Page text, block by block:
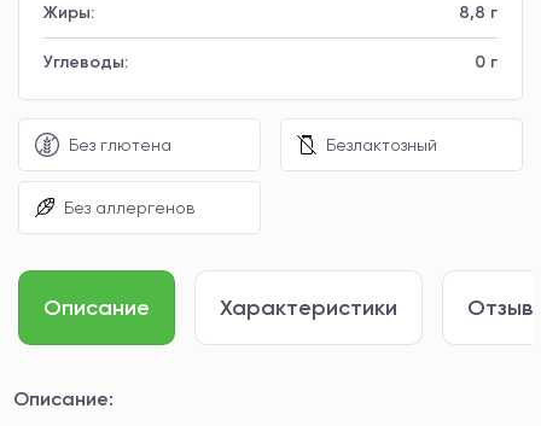
Жиры: 8,8 г
Углеводы: 0 г
Без глютена Безлактозный
Без аллергенов
Описание Характеристики
Описание: